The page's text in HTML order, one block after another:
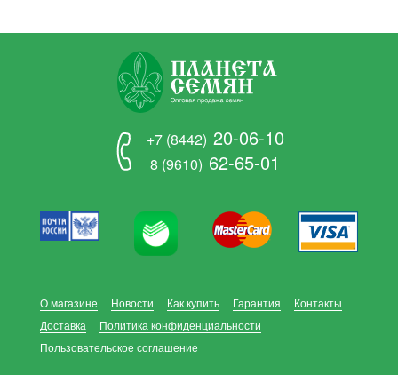
+7 (8442) 20-06-10
8 (9610) 62-65-01
О магазине Новости Как купить Гарантия
Контакты
Доставка
Политика конфиденциальности
Пользовательское соглашение